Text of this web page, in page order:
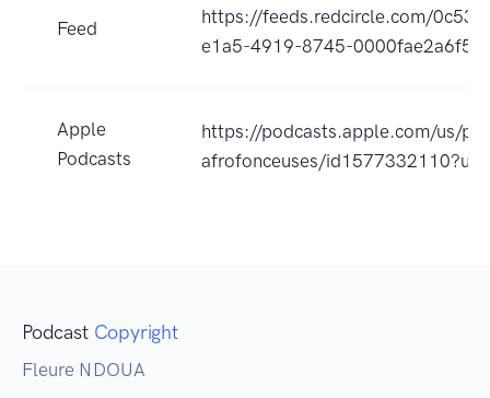
Feed
https://feeds.redcircle.com/
e1a5-4919-8745-0000fae2a6f5
Apple
Podcasts
https://podcasts.apple.com/us/
afrofonceuses/
Podcast Copyright
Fleure NDOUA